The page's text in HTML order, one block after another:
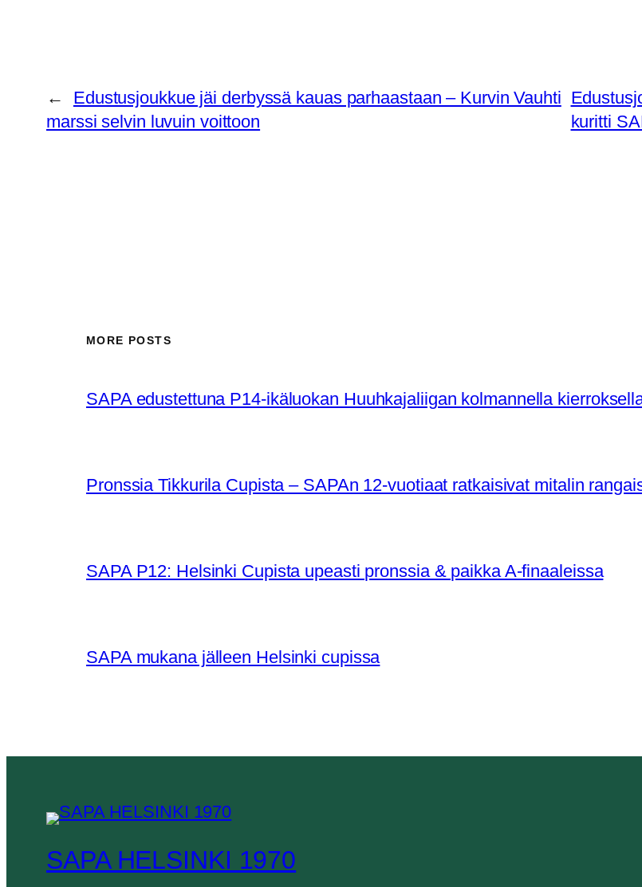
←
Edustusjoukkue jäi derbyssä kauas parhaastaan – Kurvin Vauhti
marssi selvin luvuin voittoon
kuritti
MORE POSTS
SAPA edustettuna P14-ikäluokan Huuhkajaliigan kolmannella
Pronssia Tikkurila Cupista – SAPAn 12-vuotiaat ratkaisivat mitalin
SAPA P12: Helsinki Cupista upeasti pronssia & paikka A-finaaleissa
SAPA mukana jälleen Helsinki cupissa
SAPA HELSINKI 1970